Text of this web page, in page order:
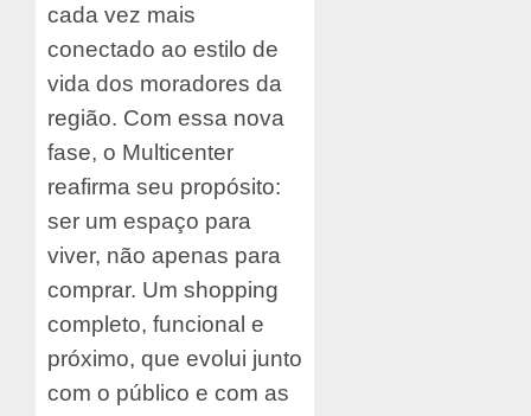
cada vez mais
conectado ao estilo de
vida dos moradores da
região. Com essa nova
fase, o Multicenter
reafirma seu propósito:
ser um espaço para
viver, não apenas para
comprar. Um shopping
completo, funcional e
próximo, que evolui junto
com o público e com as